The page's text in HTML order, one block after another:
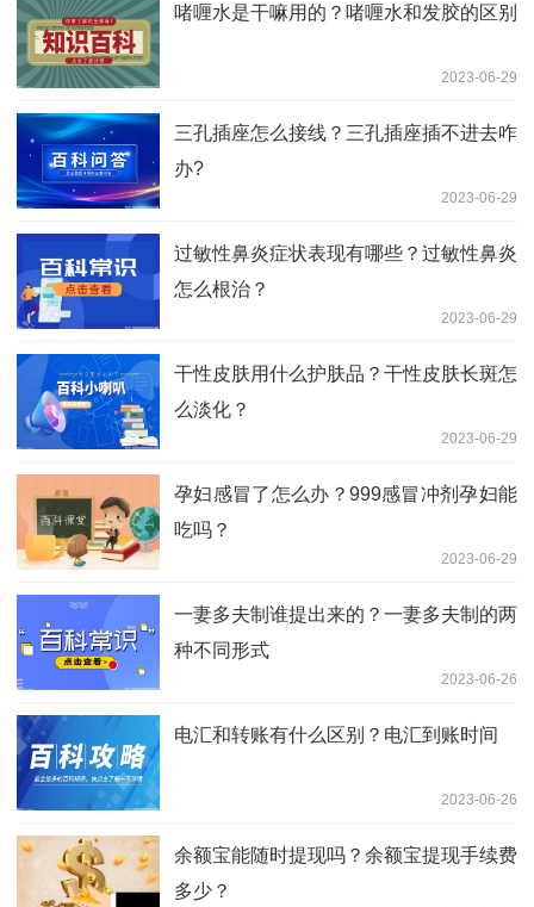
啫喱水是干嘛用的？啫喱水和发胶的区别
2023-06-29
三孔插座怎么接线？三孔插座插不进去咋
办?
2023-06-29
过敏性鼻炎症状表现有哪些？过敏性鼻炎
怎么根治？
2023-06-29
干性皮肤用什么护肤品？干性皮肤长斑怎
么淡化？
2023-06-29
孕妇感冒了怎么办？999感冒冲剂孕妇能
吃吗？
2023-06-29
一妻多夫制谁提出来的？一妻多夫制的两
种不同形式
2023-06-26
电汇和转账有什么区别？电汇到账时间
2023-06-26
余额宝能随时提现吗？余额宝提现手续费
多少？